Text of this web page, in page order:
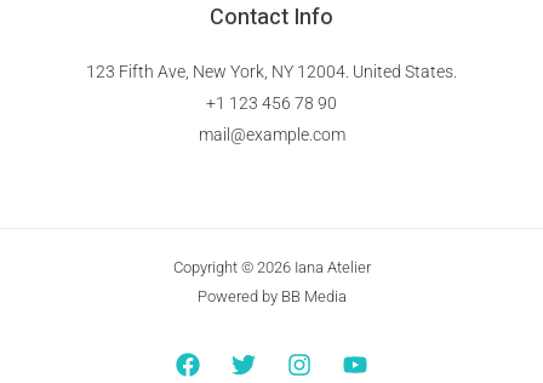
Contact Info
123 Fifth Ave, New York, NY 12004. United States.
+1 123 456 78 90
mail@example.com
Copyright © 2026 Iana Atelier
Powered by BB Media